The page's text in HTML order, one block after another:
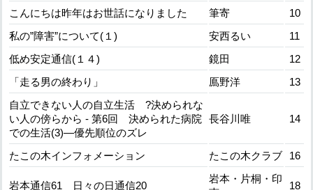
こんにちは昨年はお世話になりました
筆寄
10
私の”障害”について(１)
安西るい
11
低め安定通信(１４)
鏡田
12
「走る男の終わり」
鳫野洋
13
自立できない人の自立生活 ?決められな
い人の傍らから - 第6回 決められた病院
での生活(3)―優先順位のズレ
長谷川唯 14
たこの木インフォメーション たこの木クラブ 16
岩本通信61 日々の日通信20
岩本・片桐・印
18